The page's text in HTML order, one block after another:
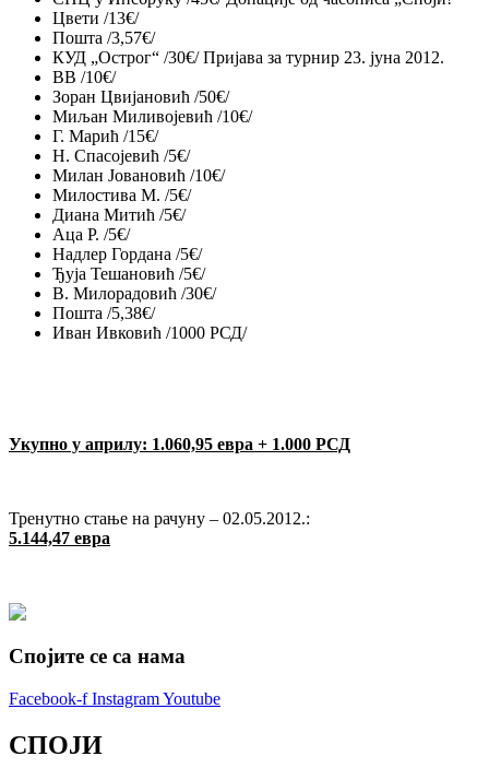
Цвети /13€/
Пошта /3,57€/
КУД „Острог“ /30€/ Пријава за турнир 23. јуна 2012.
ВВ /10€/
Зоран Цвијановић /50€/
Миљан Миливојевић /10€/
Г. Марић /15€/
Н. Спасојевић /5€/
Милан Јовановић /10€/
Милостива М. /5€/
Диана Митић /5€/
Аца Р. /5€/
Надлер Гордана /5€/
Ђуја Тешановић /5€/
В. Милорадовић /30€/
Пошта /5,38€/
Иван Ивковић /1000 РСД/
Укупно у априлу: 1.060,95 евра + 1.000 РСД
Тренутно стање на рачуну – 02.05.2012.:
5.144,47 евра
Спојите се са нама
Facebook-f InstagramYoutube
СПОЈИ